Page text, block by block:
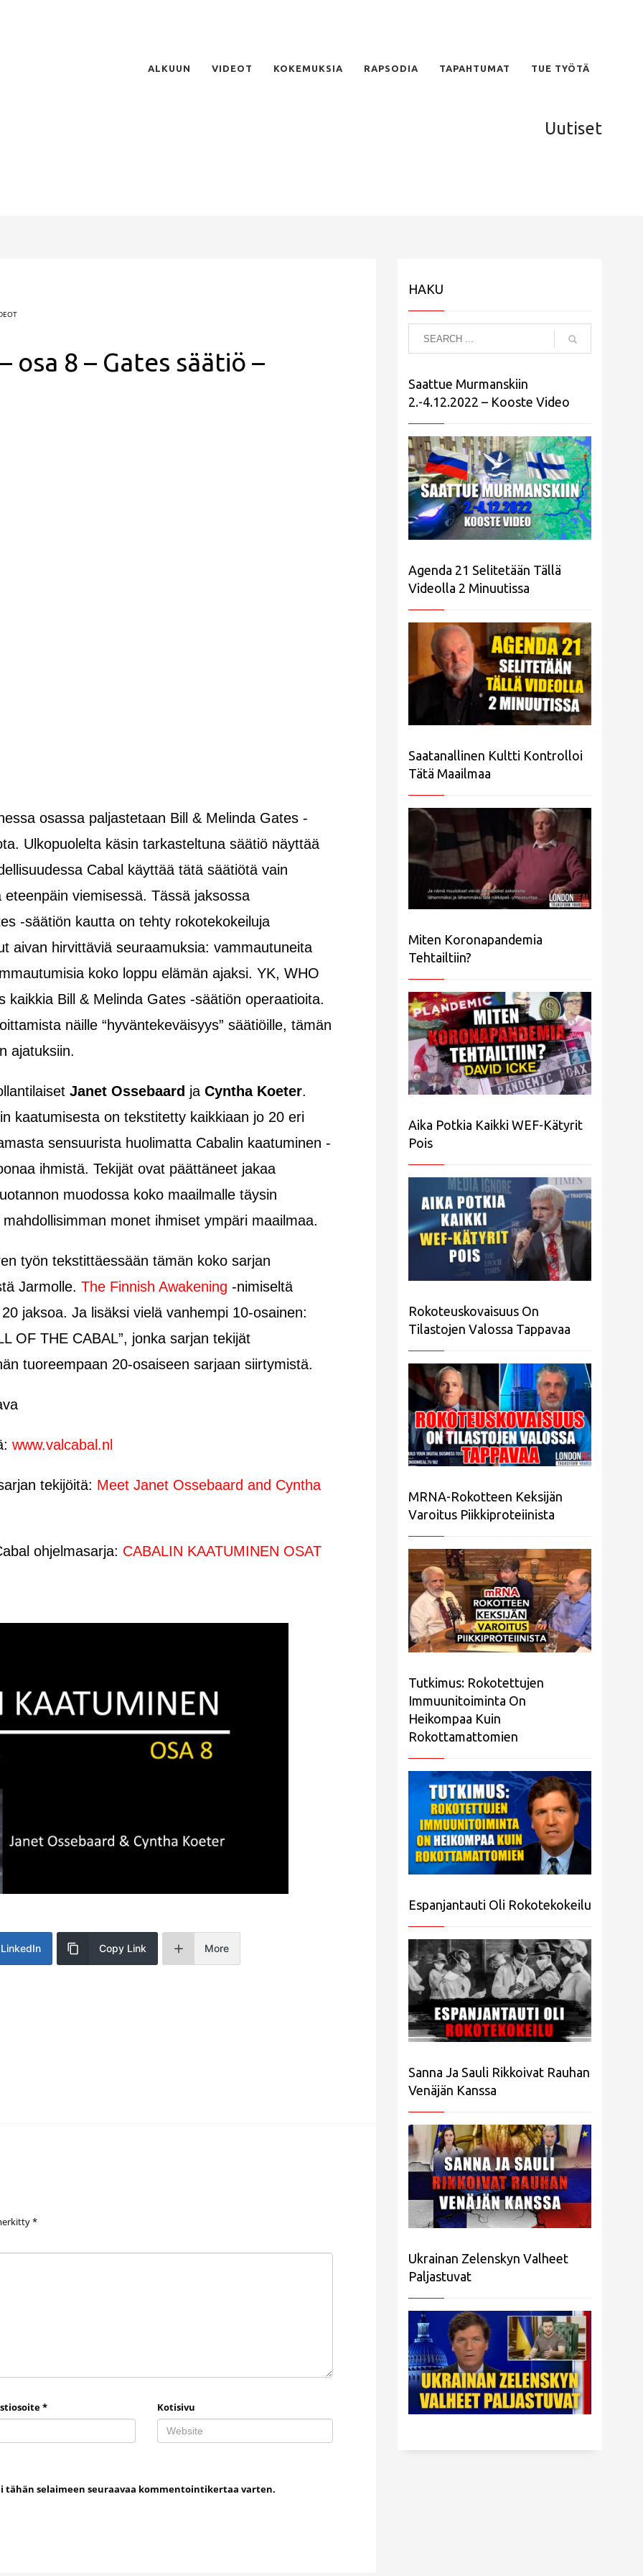
ALKUUN VIDEOT KOKEMUKSIA RAPSODIA TAPAHTUMAT TUE TYÖTÄ
Uutiset
osa 8 – Gates säätiö –
osassa paljastetaan Bill & Melinda Gates -
Ulkopuolelta käsin tarkasteltuna säätiö näyttää
Cabal käyttää tätä säätiötä vain
viemisessä. Tässä jaksossa
-säätiön kautta on tehty rokotekokeiluja
aivan hirvittäviä seuraamuksia: vammautuneita
koko loppu elämän ajaksi. YK, WHO
kaikkia Bill & Melinda Gates -säätiön operaatioita.
näille “hyväntekeväisyys” säätiöille, tämän
ajatuksiin.
Janet Ossebaard ja Cyntha Koeter.
kaatumisesta on tekstitetty kaikkiaan jo 20 eri
sensuurista huolimatta Cabalin kaatuminen -
ihmistä. Tekijät ovat päättäneet jakaa
muodossa koko maailmalle täysin
monet ihmiset ympäri maailmaa.
työn tekstittäessään tämän koko sarjan
Jarmolle. The Finnish Awakening -nimiseltä
jaksoa. Ja lisäksi vielä vanhempi 10-osainen:
OF THE CABAL”, jonka sarjan tekijät
tuoreempaan 20-osaiseen sarjaan siirtymistä.
www.valcabal.nl
tekijöitä: Meet Janet Ossebaard and Cyntha
ohjelmasarja: CABALIN KAATUMINEN OSAT
LinkedIn Copy Link More
*
* Kotisivu
selaimeen seuraavaa kommentointikertaa varten.
HAKU
Saattue Murmanskiin
2.-4.12.2022 – Kooste Video
Agenda 21 Selitetään Tällä
Videolla 2 Minuutissa
Saatanallinen Kultti Kontrolloi
Tätä Maailmaa
Miten Koronapandemia
Tehtailtiin?
Aika Potkia Kaikki WEF-Kätyrit
Pois
Rokoteuskovaisuus On
Tilastojen Valossa Tappavaa
MRNA-Rokotteen Keksijän
Varoitus Piikkiproteiinista
Tutkimus: Rokotettujen
Immuunitoiminta On
Heikompaa Kuin
Rokottamattomien
Espanjantauti Oli Rokotekokeilu
Sanna Ja Sauli Rikkoivat Rauhan
Venäjän Kanssa
Ukrainan Zelenskyn Valheet
Paljastuvat